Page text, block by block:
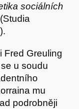
sociálních
(Studia
Fred Greuling
u soudu
mu
podrobněji